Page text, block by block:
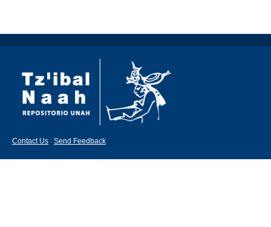
Contact Us Send Feedback